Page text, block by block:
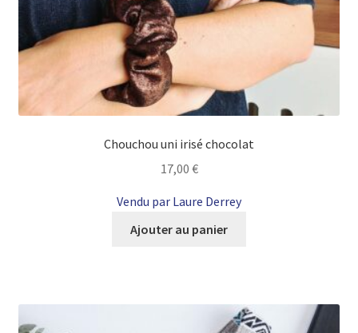
Chouchou uni irisé chocolat
17,00 €
Vendu par Laure Derrey
Ajouter au panier